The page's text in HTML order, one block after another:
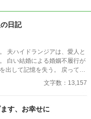
日記
夫ハイドランジアは、愛人と
白い結婚による婚姻不履行が
出して記憶を失う。 戻ってき
から、いない月日の間書き綴
、出会った日から自分を恋し
イドランジアは、心が揺ら
としても、これ程までに思っ
文字数：13,157
す、お幸せに